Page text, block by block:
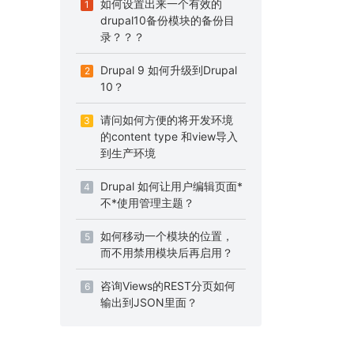
1
如何设置出来一个有效的
drupal10备份模块的备份目
录？？？
2
Drupal 9 如何升级到Drupal
10？
3
请问如何方便的将开发环境
的content type 和view导入
到生产环境
4
Drupal 如何让用户编辑页面*
不*使用管理主题？
5
如何移动一个模块的位置，
而不用禁用模块后再启用？
6
咨询Views的REST分页如何
输出到JSON里面？